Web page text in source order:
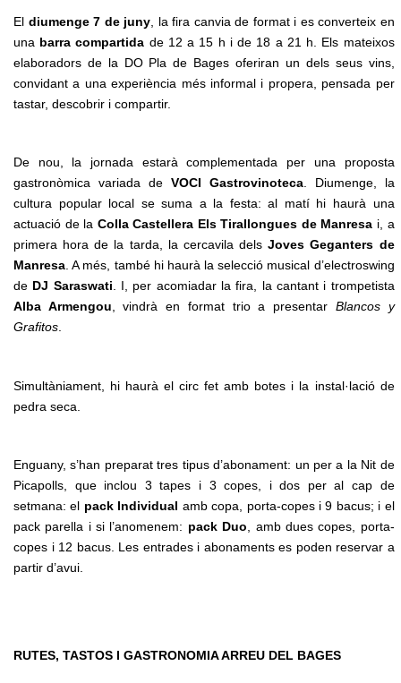
El diumenge 7 de juny, la fira canvia de format i es converteix en
una barra compartida de 12 a 15 h i de 18 a 21 h. Els mateixos
elaboradors de la DO Pla de Bages oferiran un dels seus vins,
convidant a una experiència més informal i propera, pensada per
tastar, descobrir i compartir.
De nou, la jornada estarà complementada per una proposta
gastronòmica variada de VOCI Gastrovinoteca. Diumenge, la
cultura popular local se suma a la festa: al matí hi haurà una
actuació de la Colla Castellera Els Tirallongues de Manresa i, a
primera hora de la tarda, la cercavila delsJoves Geganters de
Manresa. A més, també hi haurà la selecció musical d’electroswing
de DJ Saraswati. I, per acomiadar la fira, la cantant i trompetista
Alba Armengou, vindrà en format trio a presentar Blancos y
Grafitos.
Simultàniament, hi haurà el circ fet amb botes i la instal·lació de
pedra seca.
Enguany, s’han preparat tres tipus d’abonament: un per a la Nit de
Picapolls, que inclou 3 tapes i 3 copes, i dos per al cap de
setmana: el pack Individual amb copa, porta-copes i 9 bacus; i el
pack parella i si l’anomenem: pack Duo , amb dues copes, porta-
copes i 12 bacus. Les entrades i abonaments es poden reservar a
partir d’avui.
RUTES, TASTOS I GASTRONOMIA ARREU DEL BAGES